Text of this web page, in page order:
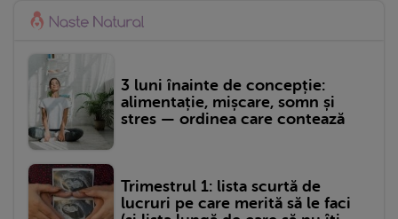
3 luni înainte de concepție:
alimentație, mișcare, somn și
stres — ordinea care contează
Trimestrul 1: lista scurtă de
lucruri pe care merită să le faci